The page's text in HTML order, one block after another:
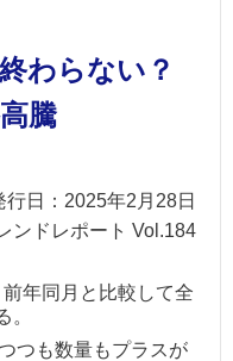
わらない？
騰
行日：2025年2月28日
ンドレポート Vol.184
年同月と比較して全
。
つも数量もプラスが